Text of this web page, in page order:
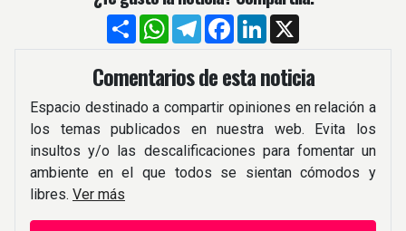
CompartirWhatsApp
TelegramFacebook
LinkedIn
Comentarios de esta noticia
Espacio destinado a compartir opiniones en relación a
los temas publicados en nuestra web. Evita los
insultos y/o las descalificaciones para fomentar un
ambiente en el que todos se sientan cómodos y
libres. Ver más